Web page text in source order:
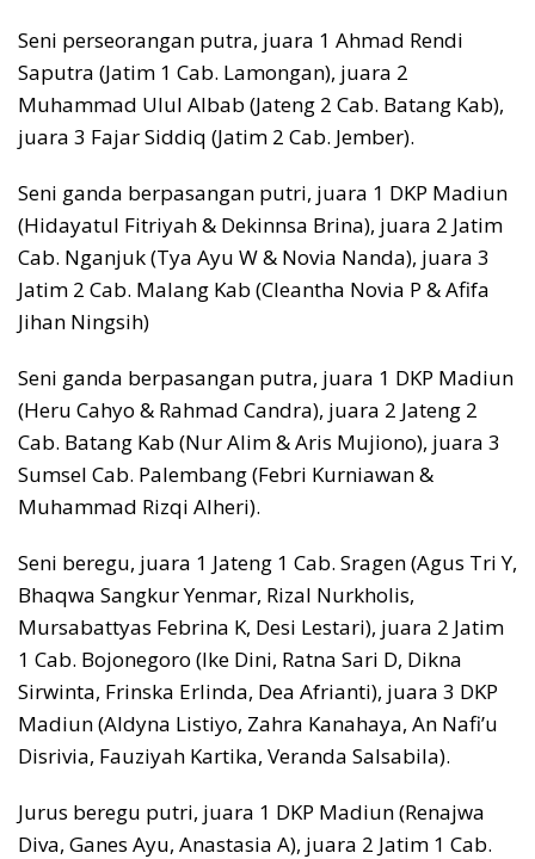
Seni perseorangan putra, juara 1 Ahmad Rendi
Saputra (Jatim 1 Cab. Lamongan), juara 2
Muhammad Ulul Albab (Jateng 2 Cab. Batang Kab),
juara 3 Fajar Siddiq (Jatim 2 Cab. Jember).
Seni ganda berpasangan putri, juara 1 DKP Madiun
(Hidayatul Fitriyah & Dekinnsa Brina), juara 2 Jatim
Cab. Nganjuk (Tya Ayu W & Novia Nanda), juara 3
Jatim 2 Cab. Malang Kab (Cleantha Novia P & Afifa
Jihan Ningsih)
Seni ganda berpasangan putra, juara 1 DKP Madiun
(Heru Cahyo & Rahmad Candra), juara 2 Jateng 2
Cab. Batang Kab (Nur Alim & Aris Mujiono), juara 3
Sumsel Cab. Palembang (Febri Kurniawan &
Muhammad Rizqi Alheri).
Seni beregu, juara 1 Jateng 1 Cab. Sragen (Agus Tri Y,
Bhaqwa Sangkur Yenmar, Rizal Nurkholis,
Mursabattyas Febrina K, Desi Lestari), juara 2 Jatim
1 Cab. Bojonegoro (Ike Dini, Ratna Sari D, Dikna
Sirwinta, Frinska Erlinda, Dea Afrianti), juara 3 DKP
Madiun (Aldyna Listiyo, Zahra Kanahaya, An Nafi’u
Disrivia, Fauziyah Kartika, Veranda Salsabila).
Jurus beregu putri, juara 1 DKP Madiun (Renajwa
Diva, Ganes Ayu, Anastasia A), juara 2 Jatim 1 Cab.